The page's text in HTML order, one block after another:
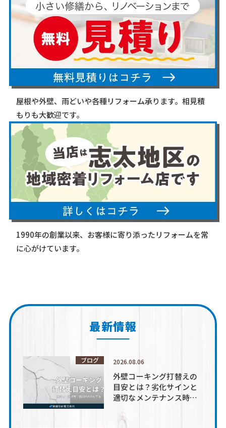
屋根や外壁、雨どいや各種リフォーム承ります。相見積
もりも大歓迎です。
1990年の創業以来、お客様に寄り添ったリフォームを常
に心がけています。
最新情報
ブログ 2026.08.06
外壁コーキング打替えの
目安とは？劣化サインと
適切なメンテナンス時期